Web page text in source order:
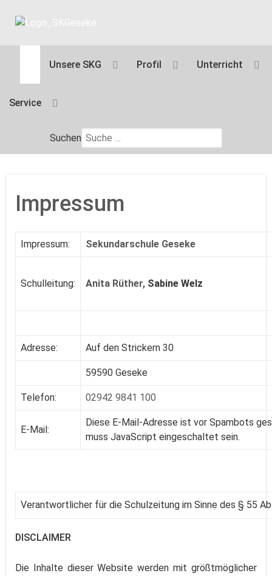
Unsere SKG Profil Unterricht
Service
Suchen
Impressum
Impressum: Sekundarschule Geseke
Schulleitung: Anita Rüther, Sabine Welz
Adresse: Auf den Strickern 30
59590 Geseke
Telefon: 02942 9841 100
E-Mail:
Diese E-Mail-Adresse ist vor Spambots
muss JavaScript eingeschaltet sein.
Verantwortlicher für die Schulzeitung im Sinne des § 55
DISCLAIMER
Die Inhalte dieser Website werden mit größtmöglicher